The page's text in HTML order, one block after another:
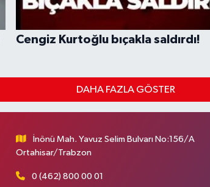
Cengiz Kurtoğlu bıçakla saldırdı!
DAHA FAZLA GÖSTER
İnönü Mah. Yavuz Selim Bulvarı No:156/A
Ortahisar/Trabzon
0 (462) 800 00 01